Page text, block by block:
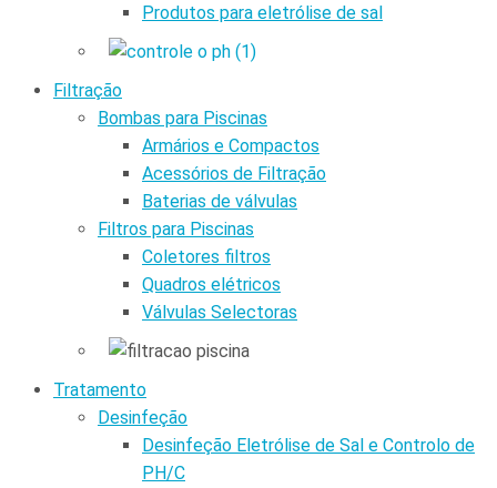
Produtos para eletrólise de sal
Filtração
Bombas para Piscinas
Armários e Compactos
Acessórios de Filtração
Baterias de válvulas
Filtros para Piscinas
Coletores filtros
Quadros elétricos
Válvulas Selectoras
Tratamento
Desinfeção
Desinfeção Eletrólise de Sal e Controlo de
PH/C